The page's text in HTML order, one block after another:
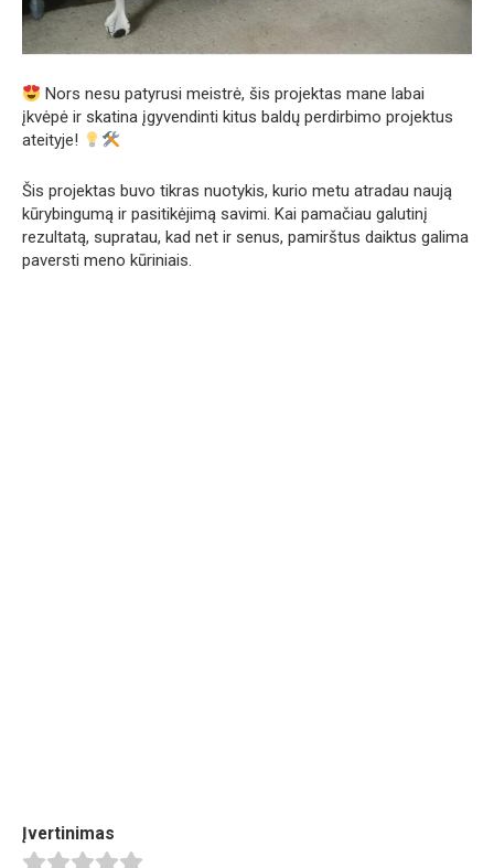
Nors nesu patyrusi meistrė, šis projektas mane labai
įkvėpė ir skatina įgyvendinti kitus baldų perdirbimo projektus
ateityje!
Šis projektas buvo tikras nuotykis, kurio metu atradau naują
kūrybingumą ir pasitikėjimą savimi. Kai pamačiau galutinį
rezultatą, supratau, kad net ir senus, pamirštus daiktus galima
paversti meno kūriniais.
Įvertinimas